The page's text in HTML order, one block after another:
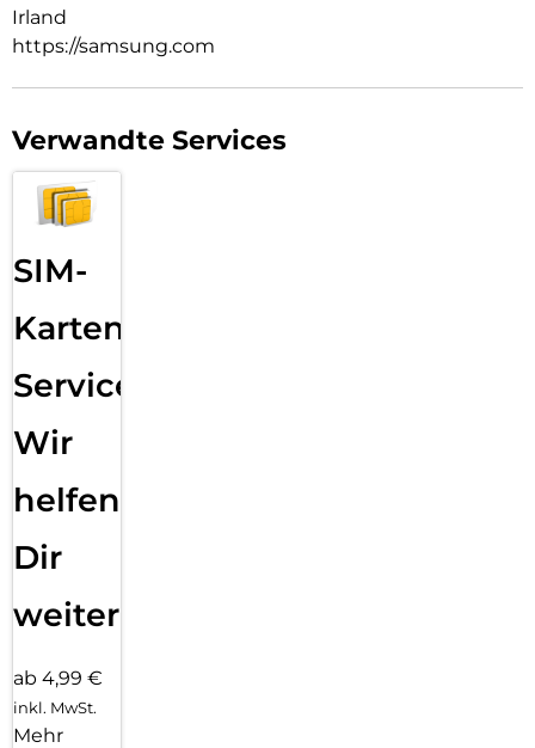
Irland
https://samsung.com
Verwandte Services
SIM-
Karten
Service:
Wir
helfen
Dir
weiter
ab 4,99 €
inkl. MwSt.
Mehr